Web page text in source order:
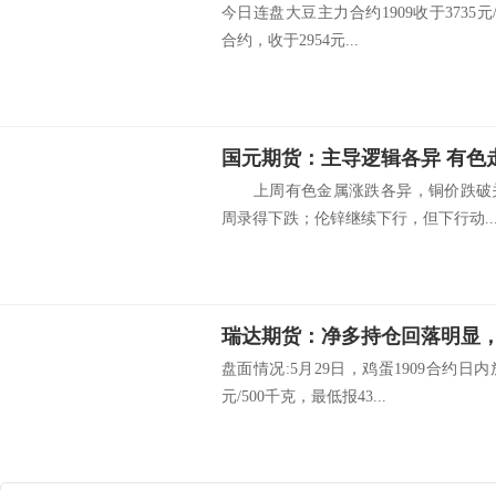
今日连盘大豆主力合约1909收于3735
合约，收于2954元...
国元期货：主导逻辑各异 有色
上周有色金属涨跌各异，铜价跌破
周录得下跌；伦锌继续下行，但下行动
瑞达期货：净多持仓回落明显
盘面情况:5月29日，鸡蛋1909合约日
元/500千克，最低报43...